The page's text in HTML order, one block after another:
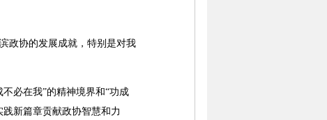
政协的发展成就，特别是对我
必在我”的精神境界和“功成
新篇章贡献政协智慧和力